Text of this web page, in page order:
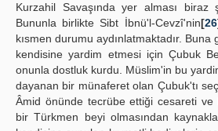
Kurzahil Savaşında yer alması biraz
Bununla birlikte Sibt İbnü'l-Cevzî'nin[26
kısmen durumu aydınlatmaktadır.
kendisine yardim etmesi için Çubuk
onunla dostluk kurdu. Müslim'in bu
dayanan bir münaferet olan Çubuk'tı
Âmid önünde tecrübe ettiği cesareti ve
bir Türkmen beyi olmasından